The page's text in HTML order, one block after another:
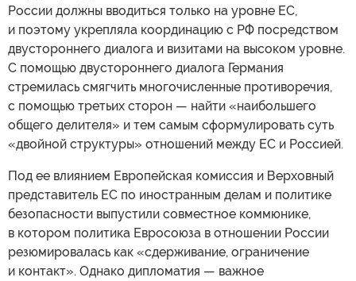
России должны вводиться только на уровне ЕС,
и поэтому укрепляла координацию с РФ посредством
двустороннего диалога и визитами на высоком уровне.
С помощью двустороннего диалога Германия
стремилась смягчить многочисленные противоречия,
с помощью третьих сторон — найти «наибольшего
общего делителя» и тем самым сформулировать суть
«двойной структуры» отношений между ЕС и Россией.
Под ее влиянием Европейская комиссия и Верховный
представитель ЕС по иностранным делам и политике
безопасности выпустили совместное коммюнике,
в котором политика Евросоюза в отношении России
резюмировалась как «сдерживание, ограничение
и контакт». Однако дипломатия — важное